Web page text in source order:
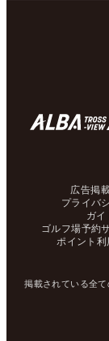
広告掲
プライバ
ガイ
ゴルフ場予約
ポイント利
掲載されている全